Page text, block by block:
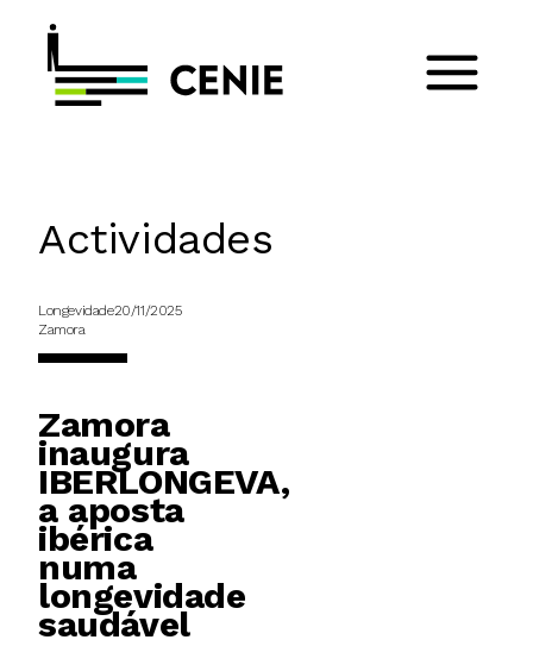
Actividades
Longevidade20/11/2025
Zamora
Zamora
inaugura
IBERLONGEVA,
a aposta
ibérica
numa
longevidade
saudável